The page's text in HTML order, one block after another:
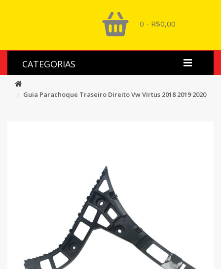
0 - R$0,00
CATEGORIAS
Guia Parachoque Traseiro Direito Vw Virtus 2018 2019 2020